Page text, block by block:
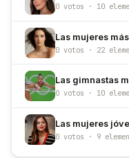
0 votos · 10
Las mujeres
0 votos · 22
Las gimnastas
0 votos · 10
Las mujeres jóvenes
0 votos · 9